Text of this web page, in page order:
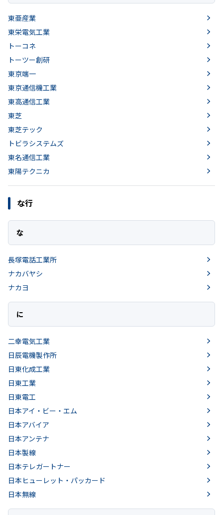
東亜産業
東栄電気工業
トーコネ
トーツー創研
東京端一
東京通信機工業
東高通信工業
東芝
東芝テック
トビラシステムズ
東名通信工業
東陽テクニカ
な行
な
長塚電話工業所
ナカバヤシ
ナカヨ
に
二幸電気工業
日辰電機製作所
日東化成工業
日東工業
日東電工
日本アイ・ビー・エム
日本アバイア
日本アンテナ
日本製線
日本テレガートナー
日本ヒューレット・パッカード
日本無線